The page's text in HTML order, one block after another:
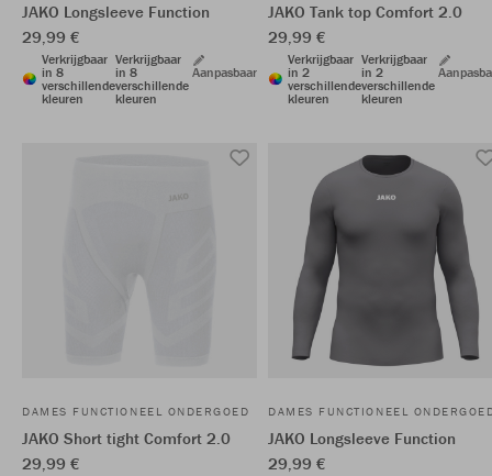
JAKO Longsleeve Function
29,99 €
Verkrijgbaar
in 8
verschillende
kleuren
Verkrijgbaar
in 8
verschillende
kleuren
Aanpasbaar
JAKO Tank top Comfort 2.0
29,99 €
Verkrijgbaar
in 2
verschillende
kleuren
Verkrijgbaar
in 2
verschillende
kleuren
DAMES FUNCTIONEEL ONDERGOED
JAKO Short tight Comfort 2.0
29,99 €
DAMES FUNCTIONEEL
JAKO Longsleeve Function
29,99 €